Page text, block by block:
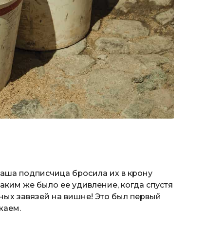
подписчица бросила их в крону
же было ее удивление, когда спустя
завязей на вишне! Это был первый